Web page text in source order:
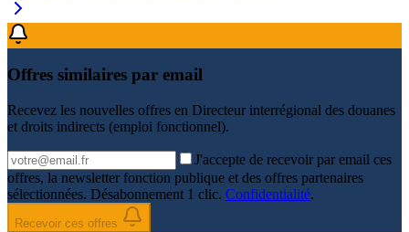
Offres similaires par email
Recevez les nouvelles offres en Directeur interrégional des douanes
et droits indirects (emploi fonctionnel).
J'accepte de recevoir par email ces
offres, la newsletter fonction publique et des offres partenaires
sélectionnées. Désabonnement 1 clic. Confidentialité.
Recevoir ces offres